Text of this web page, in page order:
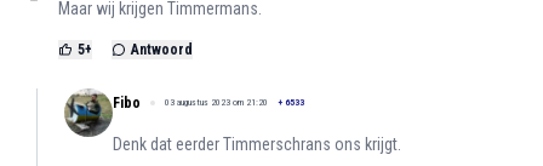
Maar wij krijgen Timmermans.
5+ Antwoord
Fibo 03 augustus 2023 om 21:20 + 6533
Denk dat eerder Timmerschrans ons krijgt.